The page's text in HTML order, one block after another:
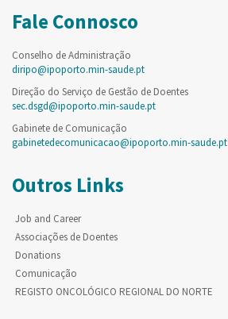
Fale Connosco
Conselho de Administração
diripo@ipoporto.min-saude.pt
Direção do Serviço de Gestão de Doentes
sec.dsgd@ipoporto.min-saude.pt
Gabinete de Comunicação
gabinetedecomunicacao@ipoporto.min-saude.pt
Outros Links
Job and Career
Associações de Doentes
Donations
Comunicação
REGISTO ONCOLÓGICO REGIONAL DO NORTE